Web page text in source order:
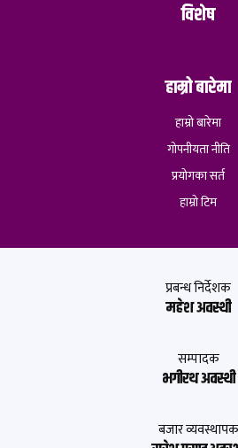
विशेष
हाम्रो बारेमा
हाम्रो बारेमा
गोपनीयता नीति
प्रयोगका सर्त
हाम्रो टिम
प्रबन्ध निर्देशक
महेश अवस्थी
सम्पादक
भगीरथ अवस्थी
बजार व्यवस्थापक